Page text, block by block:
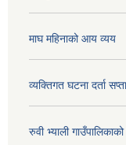
माघ महिनाको आय व्यय
व्यक्तिगत घटना दर्ता
रुवी भ्याली